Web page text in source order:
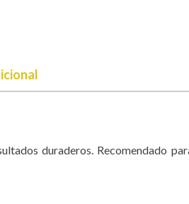
duraderos. Recomendado